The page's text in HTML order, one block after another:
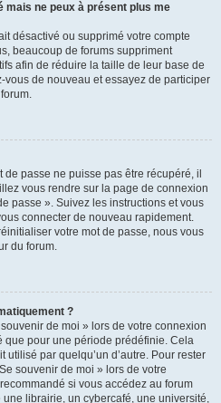
mais ne peux à présent plus me
désactivé ou supprimé votre compte
beaucoup de forums suppriment
afin de réduire la taille de leur base de
de nouveau et essayez de participer
passe ne puisse pas être récupéré, il
vous rendre sur la page de connexion
passe ». Suivez les instructions et vous
connecter de nouveau rapidement.
votre mot de passe, nous vous
du forum.
?
de moi » lors de votre connexion
que pour une période prédéfinie. Cela
utilisé par quelqu’un d’autre. Pour rester
souvenir de moi » lors de votre
si vous accédez au forum
librairie, un cybercafé, une université,